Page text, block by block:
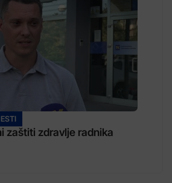
zaštiti zdravlje radnika